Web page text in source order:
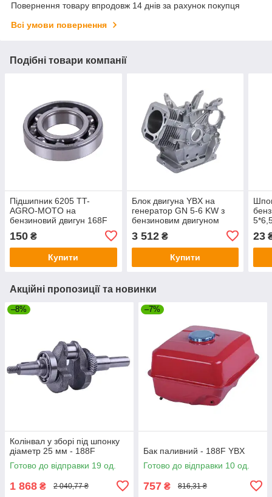
Повернення товару впродовж 14 днів за рахунок покупця
Всі умови повернення
Подібні товари компанії
Підшипник 6205 TT-
AGRO-MOTO на
бензиновий двигун 168F
генератора GN 2-3,5 KW
150 ₴
Купити
Блок двигуна YBX на
генератор GN 5-6 KW з
бензиновим двигуном
3 512₴
Купити
23
Акційні пропозиції та новинки
–8%
Колінвал у зборі під шпонку
діаметр 25 мм - 188F
Готово до відправки 19 од.
1 868 ₴ 2 040,77 ₴
–7%
Бак паливний - 188F YBX
Готово до відправки 10 од.
757 ₴ 816,31 ₴